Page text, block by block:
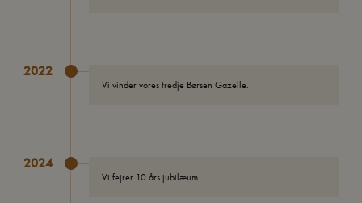
2022
Vi vinder vores tredje Børsen Gazelle.
2024
Vi fejrer 10 års jubilæum.